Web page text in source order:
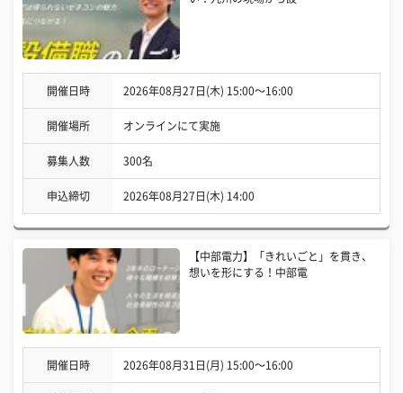
開催日時 2026年08月27日(木) 15:00〜16:00
開催場所 オンラインにて実施
募集人数 300名
申込締切 2026年08月27日(木) 14:00
【中部電力】「きれいごと」を貫き、
想いを形にする！中部電
開催日時 2026年08月31日(月) 15:00〜16:00